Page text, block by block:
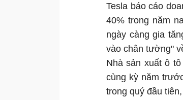
Tesla báo cáo
40% trong năm
ngày càng gia
vào chân tường"
Nhà sản xuất ô
cùng kỳ năm
trong quý đầu